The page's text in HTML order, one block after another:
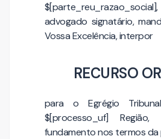
advogado signatário,
Vossa Excelência, interpor
RECURSO
para o Egrégio
$[processo_uf]
fundamento nos termos da